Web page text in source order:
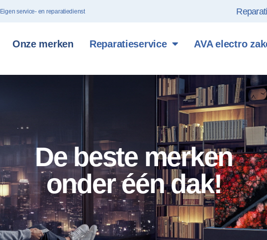
Eigen service- en reparatiedienst
Onze merken Reparatieservice AVA electro
De beste merken
onder één dak!